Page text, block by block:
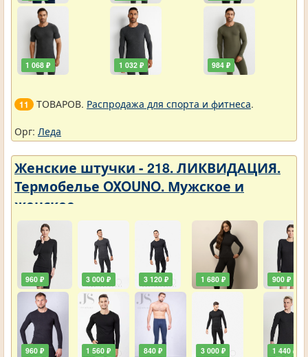
1 068 ₽ 1 032 ₽ 984 ₽
11 ТОВАРОВ. Распродажа для спорта и фитнеса.
Орг: Леда
Женские штучки - 218. ЛИКВИДАЦИЯ.
Термобелье OXOUNO. Мужское и
женское
960 ₽
960 ₽
3 000 ₽
1 560 ₽
3 120 ₽
840 ₽
1 680 ₽
3 000 ₽
900 ₽
1 440 ₽